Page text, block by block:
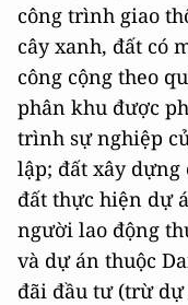
công trình giao
cây xanh, đất có
công cộng theo
phân khu được
trình sự nghiệp
lập; đất xây dựng
đất thực hiện dự
người lao động
và dự án thuộc
đãi đầu tư (trừ